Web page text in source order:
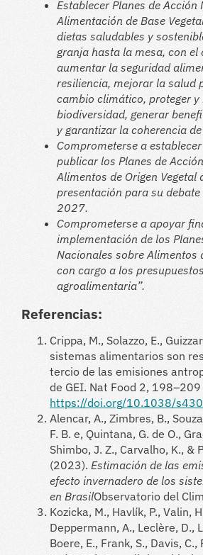
Establecer Planes de
Alimentación de Base
dietas saludables y
granja hasta la mesa, con el
aumentar la seguridad
resiliencia, mejorar la salud
cambio climático, proteger
biodiversidad, generar
y garantizar la coherencia
Comprometerse a
publicar los Planes de
Alimentos de Origen Vegetal
presentación para su debate
2027.
Comprometerse a apoyar
implementación de los
Nacionales sobre Alimentos
con cargo a los
agroalimentaria”.
Referencias:
Crippa, M., Solazzo, E.,
sistemas alimentarios son
tercio de las emisiones
de GEI. Nat Food 2,
https://doi.org/10.1038/
Alencar, A., Zimbres, B.,
F. B. e, Quintana, G. de O.,
Shimbo, J. Z., Carvalho, K., &
(2023). Estimación de las
efecto invernadero de los
en BrasilObservatorio del
Kozicka, M., Havlík, P., Valin,
Deppermann, A., Leclère, D.,
Boere, E., Frank, S., Davis, C.,